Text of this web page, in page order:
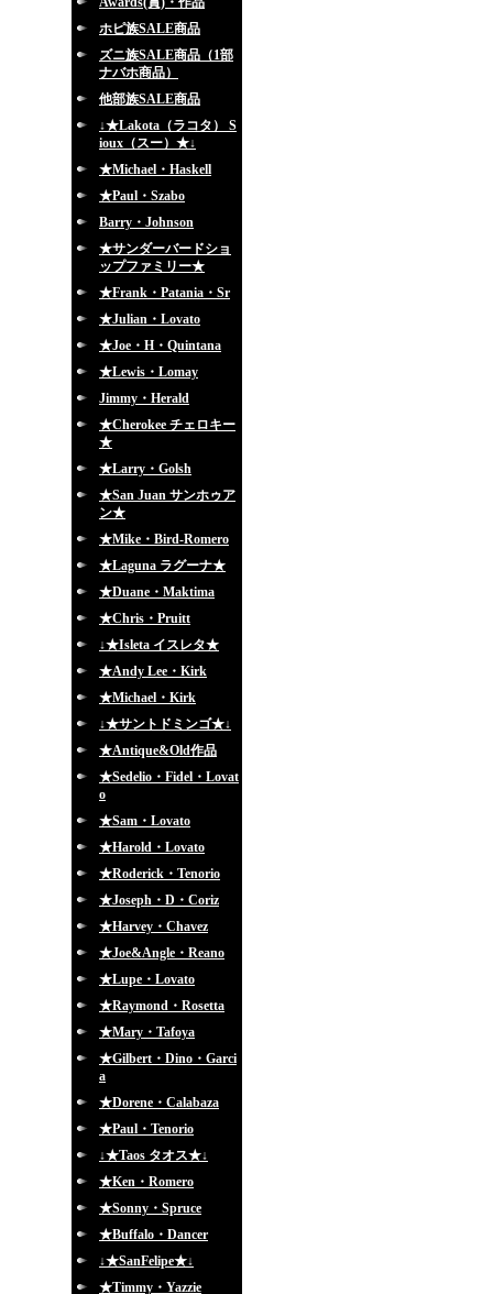
ホピ族SALE商品
ズニ族SALE商品（1部
ナバホ商品）
他部族SALE商品
↓★Lakota（ラコタ） S
ioux（スー）★↓
★Michael・Haskell
★Paul・Szabo
Barry・Johnson
★サンダーバードショ
ップファミリー★
★Frank・Patania・Sr
★Julian・Lovato
★Joe・H・Quintana
★Lewis・Lomay
Jimmy・Herald
★Cherokee チェロキー
★
★Larry・Golsh
★San Juan サンホゥア
ン★
★Mike・Bird-Romero
★Laguna ラグーナ★
★Duane・Maktima
★Chris・Pruitt
↓★Isleta イスレタ★
★Andy Lee・Kirk
★Michael・Kirk
↓★サントドミンゴ★↓
★Antique&Old作品
★Sedelio・Fidel・Lovat
o
★Sam・Lovato
★Harold・Lovato
★Roderick・Tenorio
★Joseph・D・Coriz
★Harvey・Chavez
★Joe&Angle・Reano
★Lupe・Lovato
★Raymond・Rosetta
★Mary・Tafoya
★Gilbert・Dino・Garci
a
★Dorene・Calabaza
★Paul・Tenorio
↓★Taos タオス★↓
★Ken・Romero
★Sonny・Spruce
★Buffalo・Dancer
↓★SanFelipe★↓
★Timmy・Yazzie